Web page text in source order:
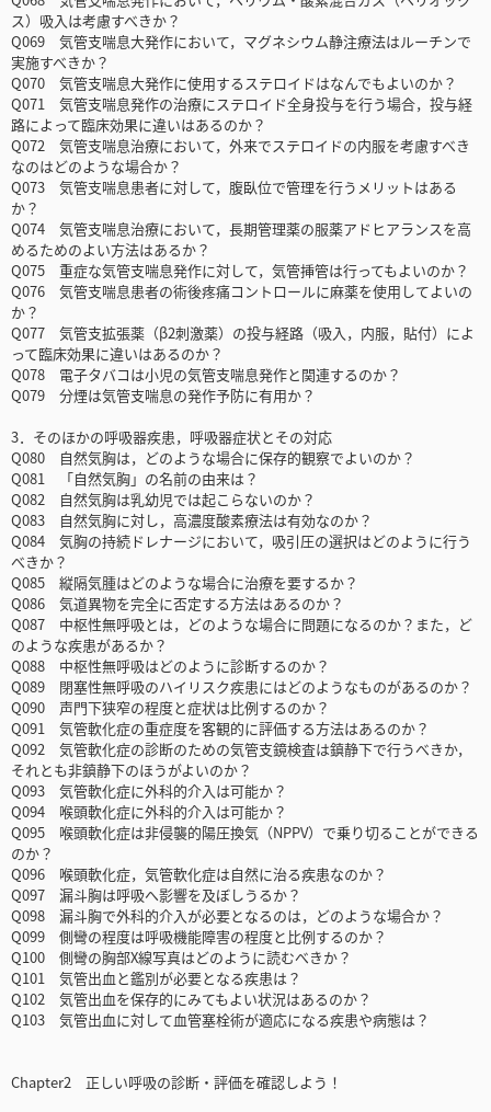
ス）吸入は考慮すべきか？
Q069 気管支喘息大発作において，マグネシウム静注療法はルーチンで
実施すべきか？
Q070 気管支喘息大発作に使用するステロイドはなんでもよいのか？
Q071 気管支喘息発作の治療にステロイド全身投与を行う場合，投与経
路によって臨床効果に違いはあるのか？
Q072 気管支喘息治療において，外来でステロイドの内服を考慮すべき
なのはどのような場合か？
Q073 気管支喘息患者に対して，腹臥位で管理を行うメリットはある
か？
Q074 気管支喘息治療において，長期管理薬の服薬アドヒアランスを高
めるためのよい方法はあるか？
Q075 重症な気管支喘息発作に対して，気管挿管は行ってもよいのか？
Q076 気管支喘息患者の術後疼痛コントロールに麻薬を使用してよいの
か？
Q077 気管支拡張薬（β2刺激薬）の投与経路（吸入，内服，貼付）によ
って臨床効果に違いはあるのか？
Q078 電子タバコは小児の気管支喘息発作と関連するのか？
Q079 分煙は気管支喘息の発作予防に有用か？
3．そのほかの呼吸器疾患，呼吸器症状とその対応
Q080 自然気胸は，どのような場合に保存的観察でよいのか？
Q081 「自然気胸」の名前の由来は？
Q082 自然気胸は乳幼児では起こらないのか？
Q083 自然気胸に対し，高濃度酸素療法は有効なのか？
Q084 気胸の持続ドレナージにおいて，吸引圧の選択はどのように行う
べきか？
Q085 縦隔気腫はどのような場合に治療を要するか？
Q086 気道異物を完全に否定する方法はあるのか？
Q087 中枢性無呼吸とは，どのような場合に問題になるのか？また，ど
のような疾患があるか？
Q088 中枢性無呼吸はどのように診断するのか？
Q089 閉塞性無呼吸のハイリスク疾患にはどのようなものがあるのか？
Q090 声門下狭窄の程度と症状は比例するのか？
Q091 気管軟化症の重症度を客観的に評価する方法はあるのか？
Q092 気管軟化症の診断のための気管支鏡検査は鎮静下で行うべきか，
それとも非鎮静下のほうがよいのか？
Q093 気管軟化症に外科的介入は可能か？
Q094 喉頭軟化症に外科的介入は可能か？
Q095 喉頭軟化症は非侵襲的陽圧換気（NPPV）で乗り切ることができる
のか？
Q096 喉頭軟化症，気管軟化症は自然に治る疾患なのか？
Q097 漏斗胸は呼吸へ影響を及ぼしうるか？
Q098 漏斗胸で外科的介入が必要となるのは，どのような場合か？
Q099 側彎の程度は呼吸機能障害の程度と比例するのか？
Q100 側彎の胸部X線写真はどのように読むべきか？
Q101 気管出血と鑑別が必要となる疾患は？
Q102 気管出血を保存的にみてもよい状況はあるのか？
Q103 気管出血に対して血管塞栓術が適応になる疾患や病態は？
Chapter2 正しい呼吸の診断・評価を確認しよう！